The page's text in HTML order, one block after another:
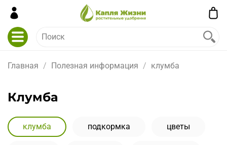
Главная Полезная информация клумба
клумба
клумба подкормка цветы